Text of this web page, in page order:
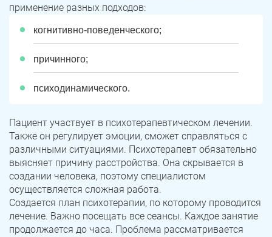
применение разных подходов:
когнитивно-поведенческого;
причинного;
психодинамического.
Пациент участвует в психотерапевтическом лечении.
Также он регулирует эмоции, сможет справляться с
различными ситуациями. Психотерапевт обязательно
выясняет причину расстройства. Она скрывается в
создании человека, поэтому специалистом
осуществляется сложная работа.
Создается план психотерапии, по которому проводится
лечение. Важно посещать все сеансы. Каждое занятие
продолжается до часа. Проблема рассматривается
ПОЛУЧИТЬ ПОМОЩЬ
ЗАДАТЬ ВОПРОС
ПОЛУЧИТЬ ПОМОЩЬ
Касли Роза
Челябинск Сим
Красногорский Нязепетровск
Первомайский Карабаш
ПОЛУЧИТЬ ПОМОЩЬ